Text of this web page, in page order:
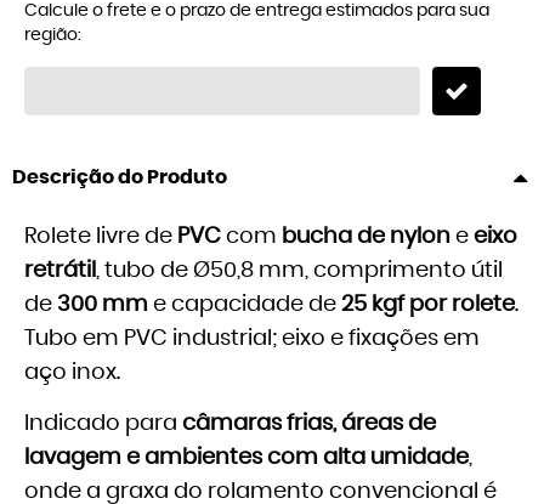
Calcule o frete e o prazo de entrega estimados para sua
região:
Descrição do Produto
Rolete livre de PVC com bucha de nylon e eixo
retrátil , tubo de Ø50,8 mm, comprimento útil
de 300 mm e capacidade de 25 kgf por rolete.
Tubo em PVC industrial; eixo e fixações em
aço inox.
Indicado para câmaras frias, áreas de
lavagem e ambientes com alta umidade,
onde a graxa do rolamento convencional é